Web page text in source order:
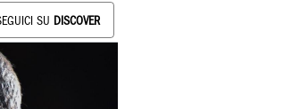
SU DISCOVER